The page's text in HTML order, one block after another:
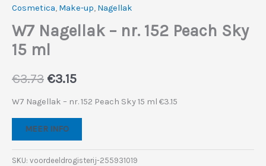
Cosmetica, Make-up, Nagellak
W7 Nagellak – nr. 152 Peach Sky
15 ml
€3.73 Oorspronkelijke
prijs
was:
€3.73.
€3.15Huidige
prijs
€3.15.
W7 Nagellak – nr. 152 Peach Sky 15 ml €3.15
MEER INFO
SKU: voordeeldrogisterij-255931019